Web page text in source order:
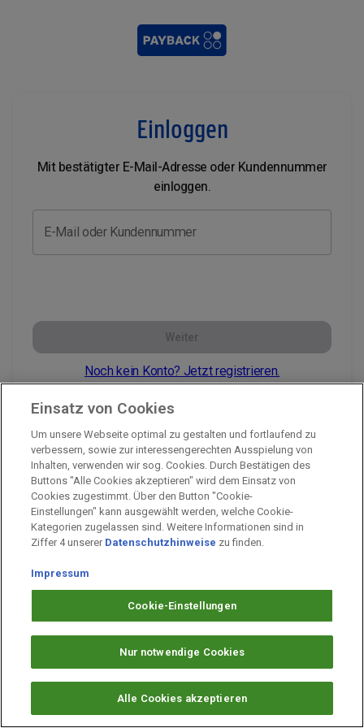
Einloggen
Mit bestätigter E-Mail-Adresse oder Kundennummer
einloggen.
E-Mail oder Kundennummer
Weiter
Noch kein Konto? Jetzt registrieren.
Impressum
Unternehmen
Arbeiten bei PAYBACK
Fragen & Hilfe
Datenschutz
Cookie-Einstellungen
Einsatz von Cookies
Um unsere Webseite optimal zu gestalten und fortlaufend zu
verbessern, sowie zur interessengerechten Ausspielung von
Inhalten, verwenden wir sog. Cookies. Durch Bestätigen des
Buttons "Alle Cookies akzeptieren" wird dem Einsatz von
Cookies zugestimmt. Über den Button "Cookie-
Einstellungen" kann ausgewählt werden, welche Cookie-
Kategorien zugelassen sind. Weitere Informationen sind in
Ziffer 4 unserer Datenschutzhinweise zu finden.
Impressum
Cookie-Einstellungen
Nur notwendige Cookies
Alle Cookies akzeptieren